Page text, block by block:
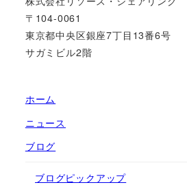
〒104-0061
東京都中央区銀座7丁目13番6号
サガミビル2階
ホーム
ニュース
ブログ
ブログピックアップ